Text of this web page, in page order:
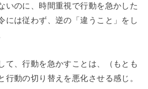
いのに、時間重視で行動を急かした
には従わず、逆の「違うこと」をし
て、行動を急かすことは、（もとも
行動の切り替えを悪化させる感じ。